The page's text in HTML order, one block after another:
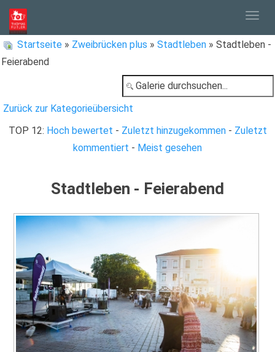
Startseite » Zweibrücken plus » Stadtleben » Stadtleben -
Feierabend
Zurück zur Kategorieübersicht
TOP 12: Hoch bewertet - Zuletzt hinzugekommen- Zuletzt
kommentiert - Meist gesehen
Stadtleben - Feierabend